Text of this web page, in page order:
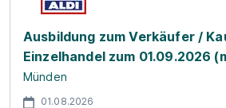
Ausbildung zum Verkäufer /
Einzelhandel zum 01.09.2026
Münden
01.08.2026